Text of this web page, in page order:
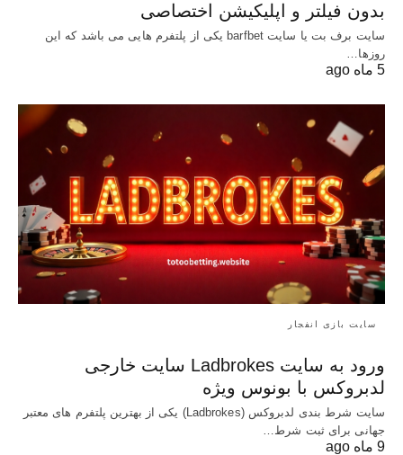
بدون فیلتر و اپلیکیشن اختصاصی
سایت برف بت یا سایت barfbet یکی از پلتفرم‌ هایی می باشد که این
روزها…
5 ماه ago
سایت بازی انفجار
ورود به سایت Ladbrokes سایت خارجی
لدبروکس با بونوس ویژه
سایت شرط بندی لدبروکس (Ladbrokes) یکی از بهترین پلتفرم های معتبر
جهانی برای ثبت شرط…
9 ماه ago